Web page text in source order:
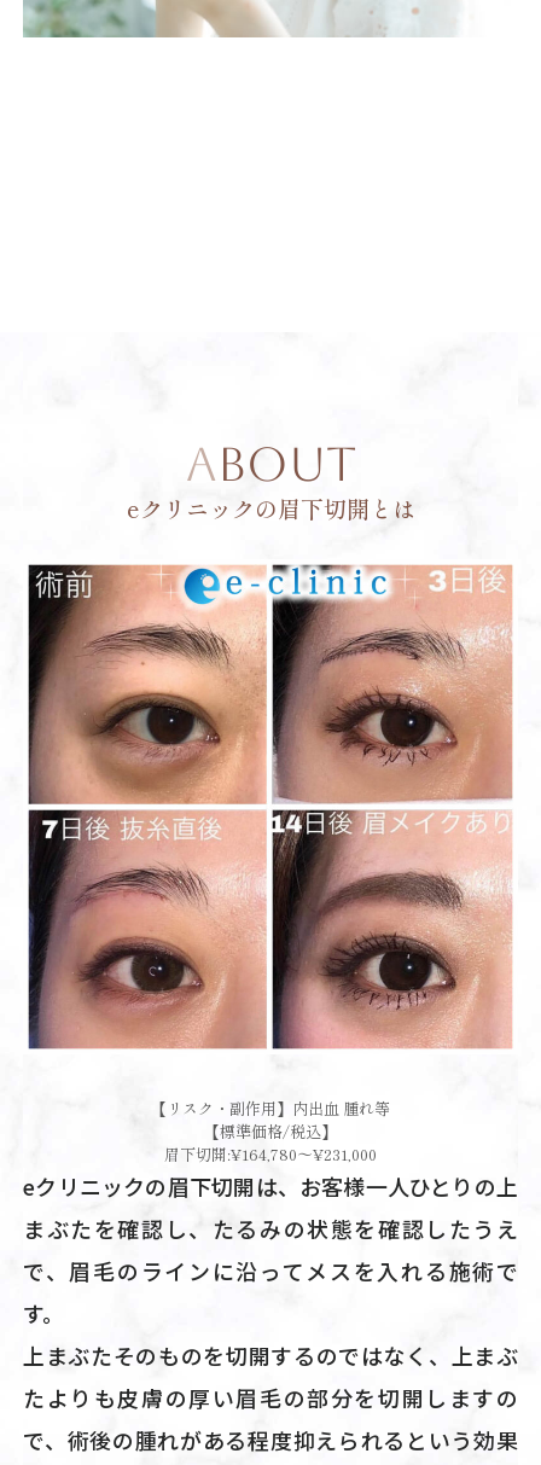
ABOUT
eクリニックの眉下切開とは
【リスク・副作用】内出血 腫れ等
【標準価格/税込】
眉下切開:¥164,780～¥231,000
eクリニックの眉下切開は、お客様一人ひとりの上
まぶたを確認し、たるみの状態を確認したうえ
で、眉毛のラインに沿ってメスを入れる施術で
す。
上まぶたそのものを切開するのではなく、上まぶ
たよりも皮膚の厚い眉毛の部分を切開しますの
で、術後の腫れがある程度抑えられるという効果